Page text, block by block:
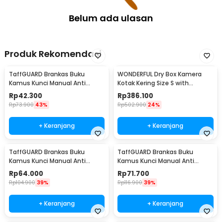
Belum ada ulasan
Produk Rekomendasi
TaffGUARD Brankas Buku
Kamus Kunci Manual Anti
Maling Hidden Safe Box Kecil -
KB-10L
Rp42.300
Rp73.900 43%
+ Keranjang
WONDERFUL Dry Box Kamera
Kotak Kering Size S with
Dehumidifier - DB-2820
Rp386.100
Rp502.900 24%
+ Keranjang
TaffGUARD Brankas Buku
Kamus Kunci Manual Anti
Maling Hidden Safe Box Sedang
- KB-10L
Rp64.000
Rp104.900 39%
+ Keranjang
TaffGUARD Brankas Buku
Kamus Kunci Manual Anti
Maling Hidden Safe Box Besar -
KB-10L
Rp71.700
Rp116.900 39%
+ Keranjang